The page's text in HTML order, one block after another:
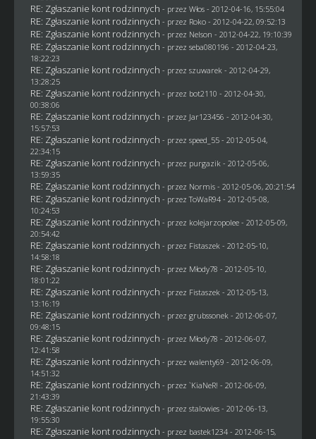
RE: Zgłaszanie kont rodzinnych - przez Włos- 2012-04-16, 15:55:04
RE: Zgłaszanie kont rodzinnych - przez Roko- 2012-04-22, 09:52:13
RE: Zgłaszanie kont rodzinnych - przez Nelson - 2012-04-22, 19:10:39
RE: Zgłaszanie kont rodzinnych - przez seba080196 - 2012-04-23,
18:22:23
RE: Zgłaszanie kont rodzinnych - przez szuwarek- 2012-04-29,
13:28:25
RE: Zgłaszanie kont rodzinnych - przez bot2110 - 2012-04-30,
00:38:06
RE: Zgłaszanie kont rodzinnych - przez Jar123456 - 2012-04-30,
15:57:53
RE: Zgłaszanie kont rodzinnych - przez speed_55 - 2012-05-04,
22:34:15
RE: Zgłaszanie kont rodzinnych - przez purgazik- 2012-05-06,
13:59:35
RE: Zgłaszanie kont rodzinnych - przez Normis- 2012-05-06, 20:21:54
RE: Zgłaszanie kont rodzinnych - przezToWaR94- 2012-05-08,
10:24:53
RE: Zgłaszanie kont rodzinnych - przez kolejarzopolee- 2012-05-09,
20:54:42
RE: Zgłaszanie kont rodzinnych - przez Fistaszek- 2012-05-10,
14:58:18
RE: Zgłaszanie kont rodzinnych - przez Młody78 - 2012-05-10,
18:01:22
RE: Zgłaszanie kont rodzinnych - przez Fistaszek- 2012-05-13,
13:16:19
RE: Zgłaszanie kont rodzinnych - przez grubssonek- 2012-06-07,
09:48:15
RE: Zgłaszanie kont rodzinnych - przez Młody78 - 2012-06-07,
12:41:58
RE: Zgłaszanie kont rodzinnych - przez walenty69 - 2012-06-09,
14:51:32
RE: Zgłaszanie kont rodzinnych - przez `KiaNeR! - 2012-06-09,
21:43:39
RE: Zgłaszanie kont rodzinnych - przez stalowies- 2012-06-13,
19:55:30
RE: Zgłaszanie kont rodzinnych - przez bastek1234- 2012-06-15,